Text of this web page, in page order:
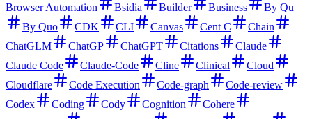
Browser Automation
Bsidia Builder Business
By Qu
By Quo
CDK CLI Canvas Cent C
Chain
ChatGLM
ChatGP ChatGPT Citations
Claude
Claude Code
Claude-Code Cline Clinical
Cloud
Cloudflare
Code Execution Code-graph
Code-review
Codex
Coding Cody Cognition
Cohere